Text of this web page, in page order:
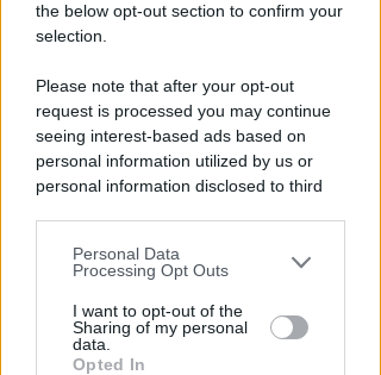
the below opt-out section to confirm your
selection.
Please note that after your opt-out
request is processed you may continue
seeing interest-based ads based on
personal information utilized by us or
personal information disclosed to third
You may separately opt-out of the further
disclosure of your personal information
by third parties on the IAB’s list of
downstream participants.
Personal Data
Processing Opt Outs
I want to opt-out of the
Sharing of my personal
data.
Opted In
BOLOGNESE E NON SOLO
Controlli nelle colonie
abbandonate: due denunce per
invasione arbitraria
diRedazione